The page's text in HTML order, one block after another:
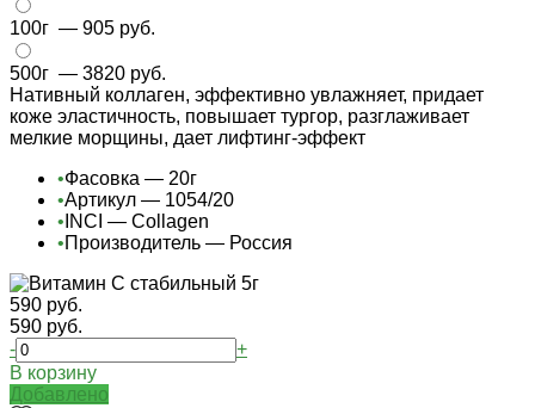
100г — 905 руб.
500г — 3820 руб.
Нативный коллаген, эффективно увлажняет, придает
коже эластичность, повышает тургор, разглаживает
мелкие морщины, дает лифтинг-эффект
•Фасовка — 20г
•Артикул — 1054/20
• INCI — Collagen
•Производитель — Россия
590 руб.
590 руб.
-
+
В корзину
Добавлено